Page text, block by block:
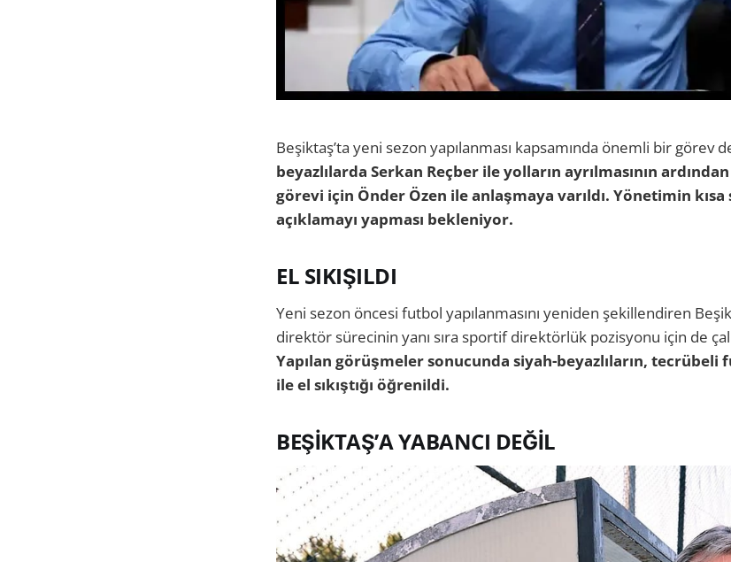
Beşiktaş’ta yeni sezon yapılanması kapsamında önemli bir görev
beyazlılarda Serkan Reçber ile yolların ayrılmasının
görevi için Önder Özen ile anlaşmaya varıldı. Yönetimin
açıklamayı yapması bekleniyor.
EL SIKIŞILDI
Yeni sezon öncesi futbol yapılanmasını yeniden şekillendiren
direktör sürecinin yanı sıra sportif direktörlük pozisyonu için de
Yapılan görüşmeler sonucunda siyah-beyazlıların, tecrübeli
ile el sıkıştığı öğrenildi.
BEŞİKTAŞ’A YABANCI DEĞİL